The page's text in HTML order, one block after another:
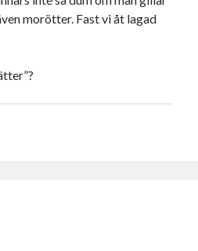
morötter. Fast vi åt lagad